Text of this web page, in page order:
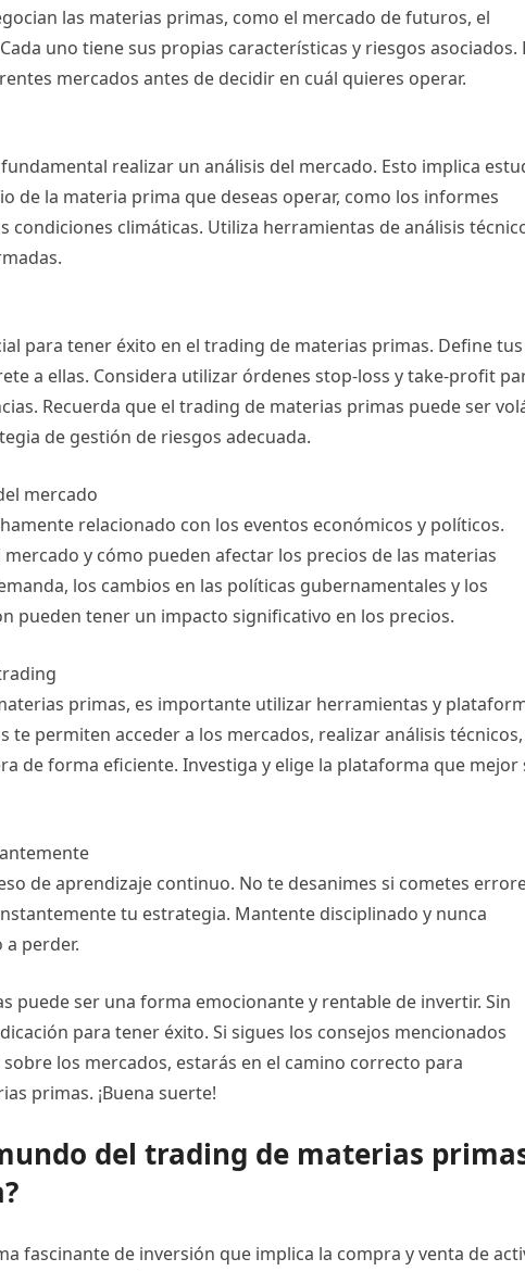
las materias primas, como el mercado de futuros, el
uno tiene sus propias características y riesgos asociados.
mercados antes de decidir en cuál quieres operar.
realizar un análisis del mercado. Esto implica
de la materia prima que deseas operar, como los informes
condiciones climáticas. Utiliza herramientas de análisis
para tener éxito en el trading de materias primas. Define tus
a ellas. Considera utilizar órdenes stop-loss y take-profit
Recuerda que el trading de materias primas puede ser
de gestión de riesgos adecuada.
mercado
relacionado con los eventos económicos y políticos.
y cómo pueden afectar los precios de las materias
los cambios en las políticas gubernamentales y los
pueden tener un impacto significativo en los precios.
primas, es importante utilizar herramientas y
te permiten acceder a los mercados, realizar análisis técnicos,
de forma eficiente. Investiga y elige la plataforma que mejor
de aprendizaje continuo. No te desanimes si cometes
tu estrategia. Mantente disciplinado y nunca
perder.
puede ser una forma emocionante y rentable de invertir. Sin
para tener éxito. Si sigues los consejos mencionados
los mercados, estarás en el camino correcto para
primas. ¡Buena suerte!
del trading de materias
fascinante de inversión que implica la compra y venta de